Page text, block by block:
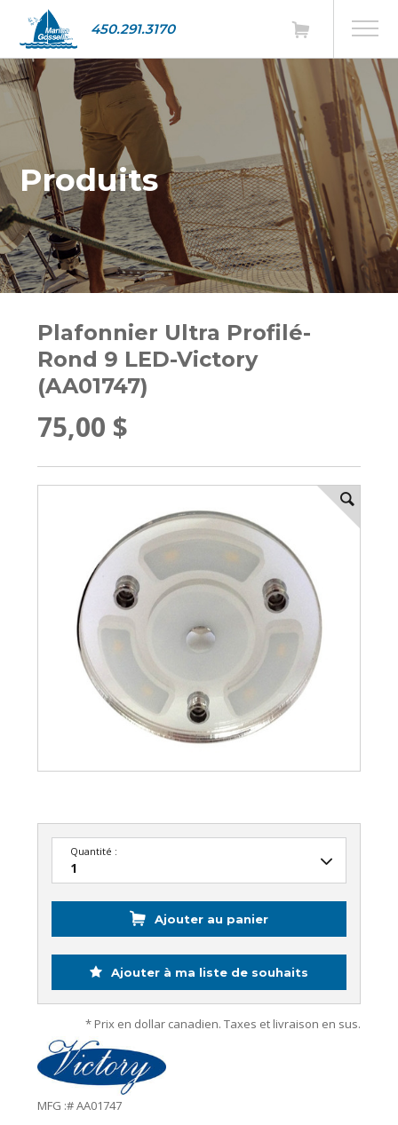
450.291.3170
Produits
Plafonnier Ultra Profilé-
Rond 9 LED-Victory
(AA01747)
75,00 $
Quantité :
Ajouter au panier
Ajouter à ma liste de souhaits
* Prix en dollar canadien. Taxes et livraison en sus.
MFG :# AA01747